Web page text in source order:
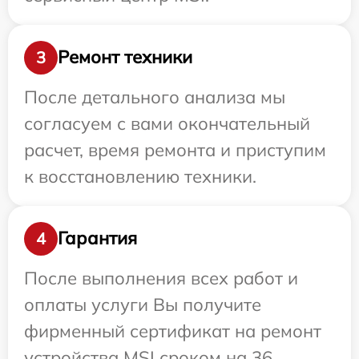
3
Ремонт техники
После детального анализа мы
согласуем с вами окончательный
расчет, время ремонта и приступим
к восстановлению техники.
4
Гарантия
После выполнения всех работ и
оплаты услуги Вы получите
фирменный сертификат на ремонт